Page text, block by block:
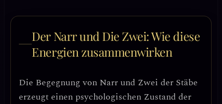
Der Narr und Die Zwei: Wie diese
Energien zusammenwirken
Die Begegnung von Narr und Zwei der Stäbe
erzeugt einen psychologischen Zustand der